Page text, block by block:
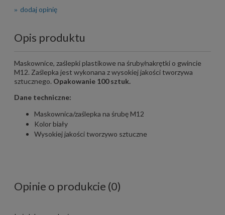
dodaj opinię
Opis produktu
Maskownice, zaślepki plastikowe na śruby/nakrętki o gwincie
M12. Zaślepka jest wykonana z wysokiej jakości tworzywa
sztucznego. Opakowanie 100 sztuk.
Dane techniczne:
Maskownica/zaślepka na śrubę M12
Kolor biały
Wysokiej jakości tworzywo sztuczne
Opinie o produkcie (0)